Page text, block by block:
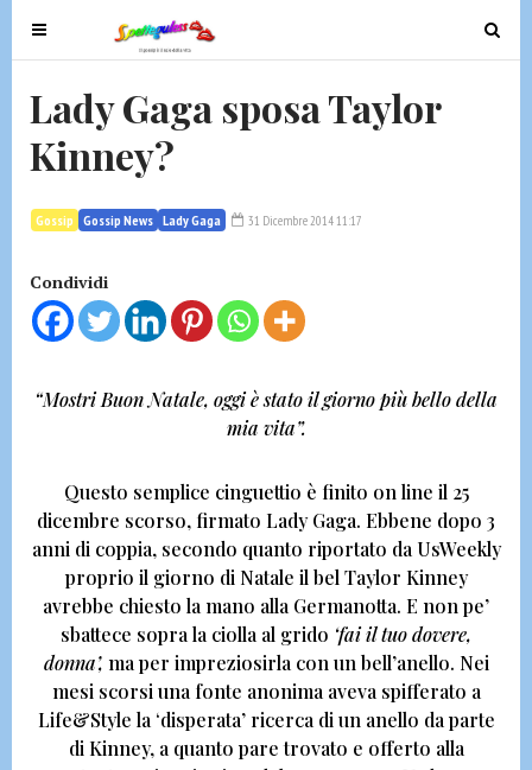
T
o
l
e
a
i
g
a
T
o
i
Lady Gaga sposa Taylor
Kinney?
Gossip Gossip News Lady Gaga 31 Dicembre 2014 11:17
Condividi
“Mostri Buon Natale, oggi è stato il giorno più bello della
mia vita”.
Questo semplice cinguettio è finito on line il 25
dicembre scorso, firmato Lady Gaga. Ebbene dopo 3
anni di coppia, secondo quanto riportato da UsWeekly
proprio il giorno di Natale il bel Taylor Kinney
avrebbe chiesto la mano alla Germanotta. E non pe’
sbattece sopra la ciolla al grido ‘fai il tuo dovere,
donna’, ma per impreziosirla con un bell’anello. Nei
mesi scorsi una fonte anonima aveva spifferato a
Life&Style la ‘disperata’ ricerca di un anello da parte
di Kinney, a quanto pare trovato e offerto alla